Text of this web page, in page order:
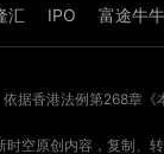
汇 IPO 富途牛牛
依据香港法例第268章《
空原创内容，复制、